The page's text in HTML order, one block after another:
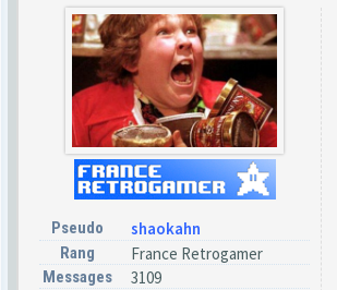
Pseudo shaokahn
Rang France Retrogamer
Messages 3109